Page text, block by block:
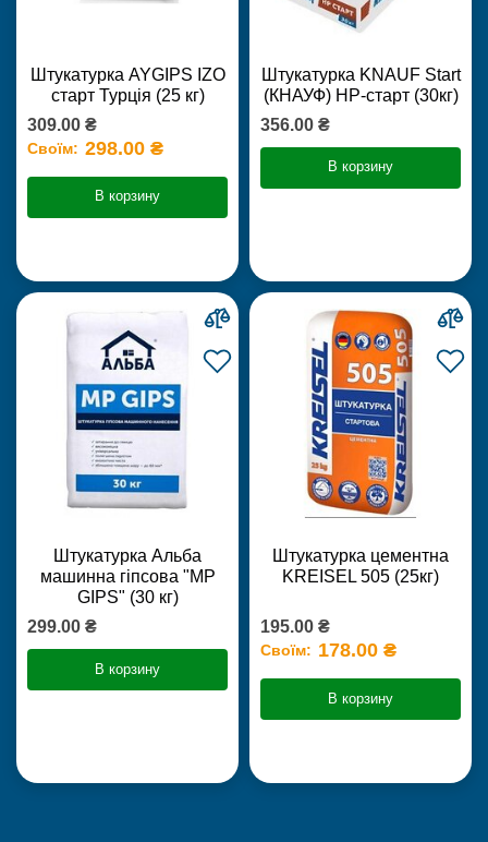
Штукатурка AYGIPS IZO
старт Турція (25 кг)
309.00 ₴
Своїм: 298.00 ₴
В корзину
Штукатурка KNAUF Start
(КНАУФ) НР-старт (30кг)
356.00 ₴
В корзину
Штукатурка Альба
машинна гіпсова "MP
GIPS" (30 кг)
299.00 ₴
В корзину
Штукатурка цементна
KREISEL 505 (25кг)
195.00 ₴
Своїм: 178.00 ₴
В корзину